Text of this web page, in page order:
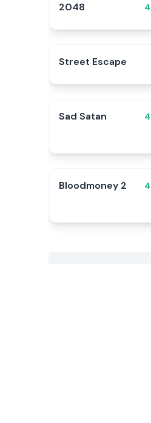
2048
Street Escape
Sad Satan
Bloodmoney 2